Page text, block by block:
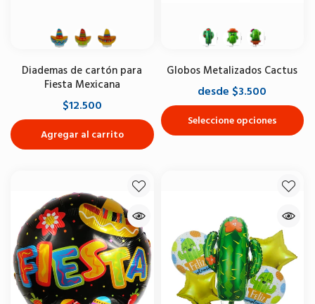
Diademas de cartón para
Fiesta Mexicana
$12.500
Agregar al carrito
Globos Metalizados Cactus
desde $3.500
Seleccione opciones